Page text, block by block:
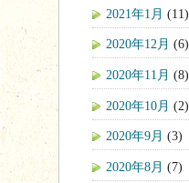
2021年1月 (11)
2020年12月 (6)
2020年11月 (8)
2020年10月 (2)
2020年9月 (3)
2020年8月 (7)